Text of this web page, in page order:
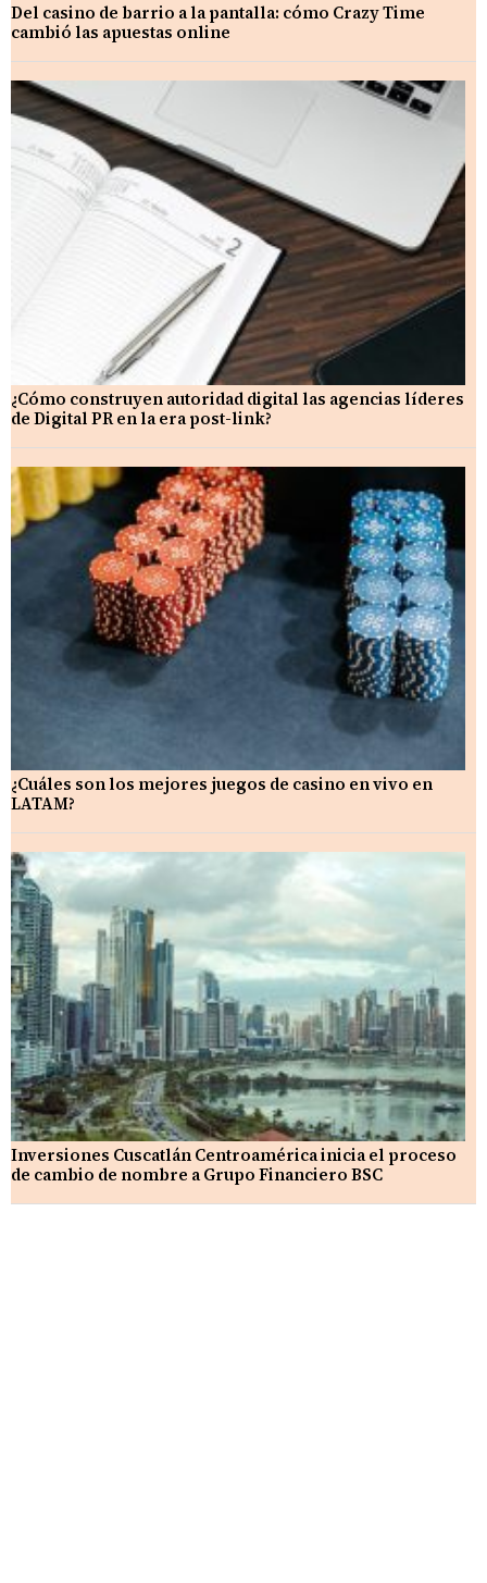
Del casino de barrio a la pantalla: cómo Crazy Time
cambió las apuestas online
¿Cómo construyen autoridad digital las agencias líderes
de Digital PR en la era post-link?
¿Cuáles son los mejores juegos de casino en vivo en
LATAM?
Inversiones Cuscatlán Centroamérica inicia el proceso
de cambio de nombre a Grupo Financiero BSC